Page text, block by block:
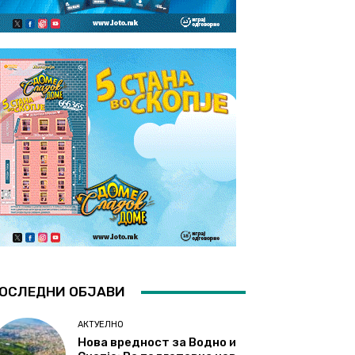
ОБЈАВИ
АКТУЕЛНО
Нова вредност за Водно и